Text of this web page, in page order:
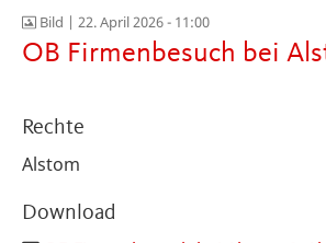
Bild | 22. April 2026 - 11:00
OB Firmenbesuch bei
Rechte
Alstom
Download